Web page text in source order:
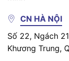
CN HÀ NỘI
Số 22, Ngách
Khương Trung,